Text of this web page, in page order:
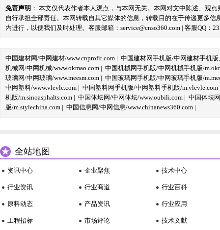
免责声明 ： 本文仅代表作者本人观点，与本网无关。本网对文中陈述、观
自行承担全部责任。本网转载自其它媒体的信息，转载目的在于传递更多
内进行，以便我们及时处理。客服邮箱：service@cnso360.com | 客服QQ：
中国建材网/中网建材/www.cnprofit.com | 中国建材网手机版/中网建材手机版
机械网/中网机械/www.okmao.com | 中国机械网手机版/中网机械手机版/
玻璃网/中网玻璃/www.meesm.com | 中国玻璃网手机版/中网玻璃手机版/
中网塑料/www.vlevle.com | 中国塑料网手机版/中网塑料手机版/m.vlevle.com
机版/m.sinoasphalts.com | 中国体坛网/中网体坛/www.oubili.com | 中国体坛
版/m.stylechina.com | 中国信息网/中网信息/www.chinanews360.com |
全站地图
资讯中心
行业资讯
原料动态
工程招标
企业聚焦
行业商道
产品资讯
市场评论
技术中心
行业百科
行业应用
技术文献